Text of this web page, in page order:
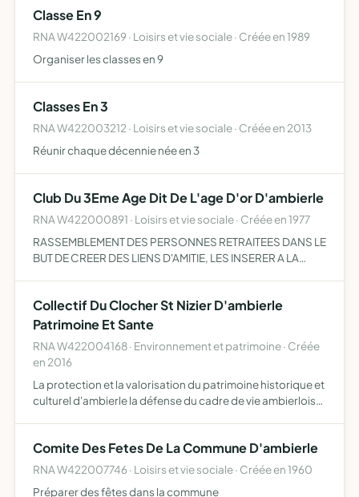
Classe En 9
RNA W422002169 · Loisirs et vie sociale · Créée en 1989
Organiser les classes en 9
Classes En 3
RNA W422003212 · Loisirs et vie sociale · Créée en 2013
Réunir chaque décennie née en 3
Club Du 3Eme Age Dit De L'age D'or D'ambierle
RNA W422000891 · Loisirs et vie sociale · Créée en 1977
RASSEMBLEMENT DES PERSONNES RETRAITEES DANS LE
BUT DE CREER DES LIENS D'AMITIE, LES INSERER A LA
Collectif Du Clocher St Nizier D'ambierle
Patrimoine Et Sante
RNA W422004168 · Environnement et patrimoine · Créée
en 2016
La protection et la valorisation du patrimoine historique et
culturel d'ambierle la défense du cadre de vie ambierlois
Comite Des Fetes De La Commune D'ambierle
RNA W422007746 · Loisirs et vie sociale · Créée en 1960
Préparer des fêtes dans la commune